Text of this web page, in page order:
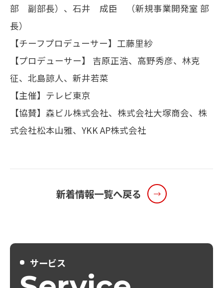
部 副部長）、石井 成臣 （新規事業開発室 部
長）
【チーフプロデューサー】工藤里紗
【プロデューサー】 吉原正浩、高野秀彦、林克
征、北島諒人、新井若菜
【主催】テレビ東京
【協賛】森ビル株式会社、株式会社大塚商会、株
式会社松本山雅、YKK AP株式会社
新着情報一覧へ戻る
サービス